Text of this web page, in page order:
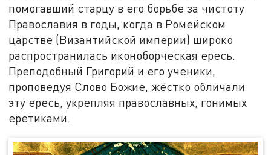
помогавший старцу в его борьбе за чистоту
Православия в годы, когда в Ромейском
царстве (Византийской империи) широко
распространилась иконоборческая ересь.
Преподобный Григорий и его ученики,
проповедуя Слово Божие, жёстко обличали
эту ересь, укрепляя православных, гонимых
еретиками.